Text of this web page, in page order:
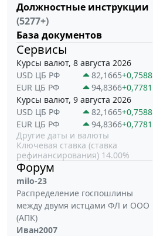
Должностные инструкции
(5277+)
База документов
Сервисы
Курсы валют, 8 августа 2026
USD ЦБ РФ
82,1665+0,7588
EUR ЦБ РФ
94,8366+0,7781
Курсы валют, 9 августа 2026
USD ЦБ РФ
82,1665+0,7588
EUR ЦБ РФ
94,8366+0,7781
Другие даты и валюты
Ключевая ставка (ставка
рефинансирования) 14.00%
Форум
milo-23
Распределение госпошлины
между двумя истцами ФЛ и ООО
(АПК)
Иван2007